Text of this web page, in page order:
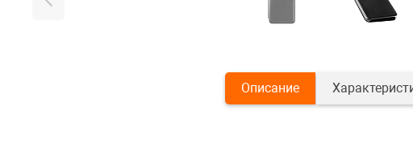
Описание